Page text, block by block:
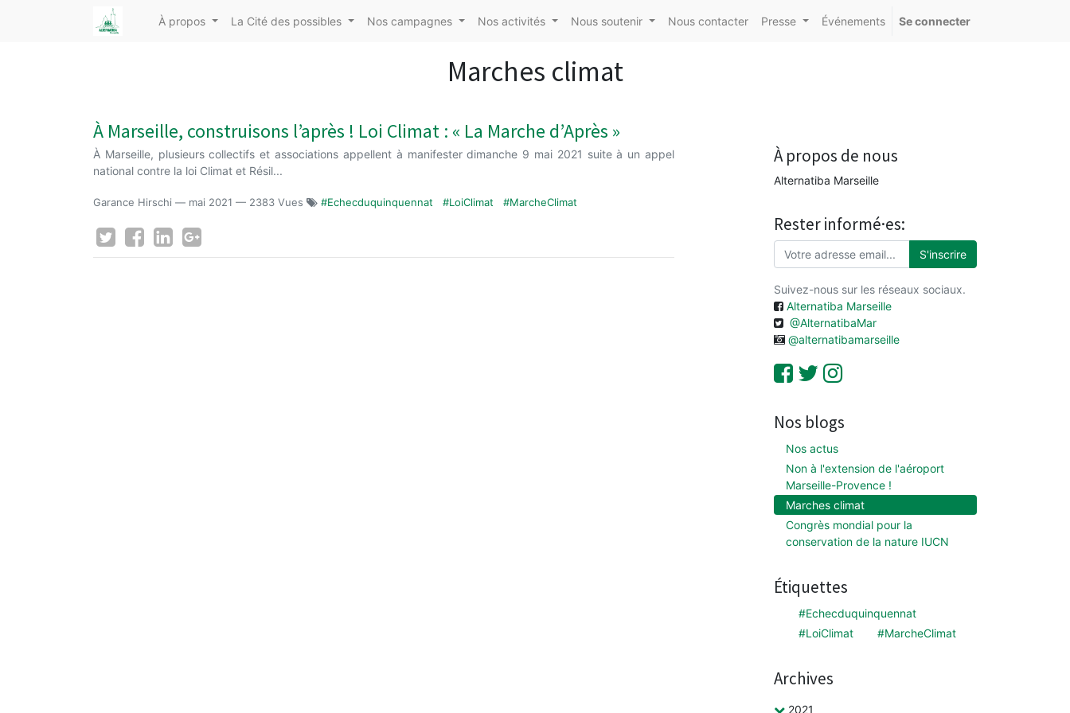
À propos La Cité des possibles Nos campagnes Nos activités Nous soutenir Nous contacter Presse Événements Se connecter
Marches climat
À Marseille, construisons l’après ! Loi Climat : « La Marche d’Après »
À Marseille, plusieurs collectifs et associations appellent à manifester dimanche 9 mai 2021 suite à un appel
national contre la loi Climat et Résil...
Garance Hirschi — mai 2021 — 2383 Vues #Echecduquinquennat #LoiClimat #MarcheClimat
À propos de nous
Alternatiba Marseille
Rester informé·es:
S'inscrire
Suivez-nous sur les réseaux sociaux.
Alternatiba Marseille
@AlternatibaMar
@alternatibamarseille
Nos blogs
Nos actus
Non à l'extension de l'aéroport
Marseille-Provence !
Marches climat
Congrès mondial pour la
conservation de la nature IUCN
Étiquettes
#Echecduquinquennat
#LoiClimat
#MarcheClimat
Archives
2021